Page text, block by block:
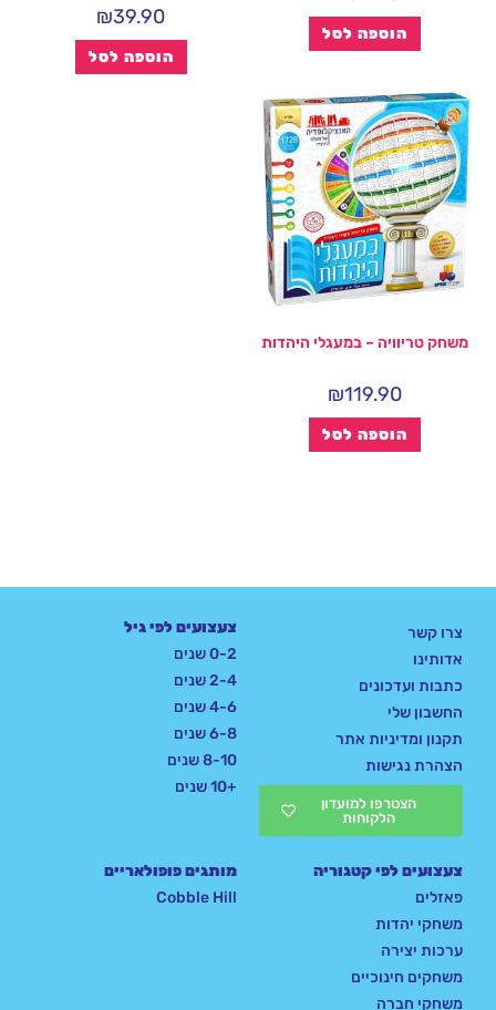
הוספה לסל
₪39.90
הוספה לסל
משחק טריוויה – במעגלי היהדות
₪119.90
הוספה לסל
צרו קשר
אדותינו
כתבות ועדכונים
החשבון שלי
תקנון ומדיניות אתר
הצהרת נגישות
הצטרפו למועדון
הלקוחות
צעצועים לפי גיל
0-2 שנים
2-4 שנים
4-6 שנים
6-8 שנים
8-10 שנים
+10 שנים
צעצועים לפי קטגוריה
פאזלים
משחקי יהדות
ערכות יצירה
משחקים חינוכיים
משחקי חברה
מותגים פופולאריים
Cobble Hill